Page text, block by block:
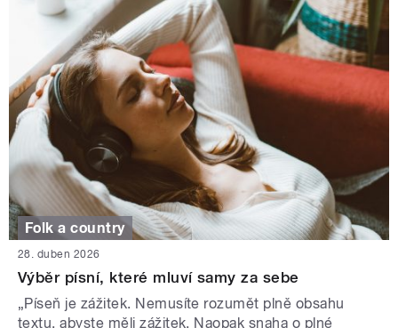
Folk a country
28. duben 2026
Výběr písní, které mluví samy za sebe
„Píseň je zážitek. Nemusíte rozumět plně obsahu
textu, abyste měli zážitek. Naopak snaha o plné